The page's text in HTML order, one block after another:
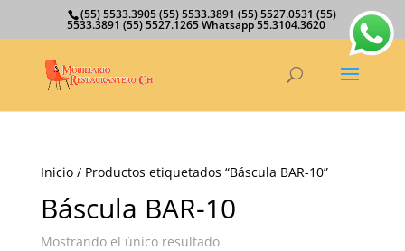
(55) 5533.3905 (55) 5533.3891 (55) 5527.0531 (55)
5533.3891 (55) 5527.1265 Whatsapp 55.3104.3620
Inicio/ Productos etiquetados “Báscula BAR-10”
Báscula BAR-10
Mostrando el único resultado